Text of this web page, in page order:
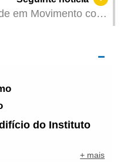
Van
em Movimento com
do Instituto
+ mais